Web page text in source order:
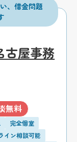
、借金問題
古屋事務
無料
完全個室
イン相談可能